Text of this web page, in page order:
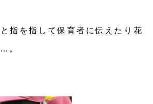
と指を指して保育者に伝えたり花
。